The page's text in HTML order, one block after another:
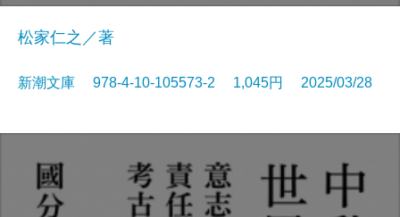
松家仁之／著
新潮文庫 978-4-10-105573-2 1,045円 2025/03/28